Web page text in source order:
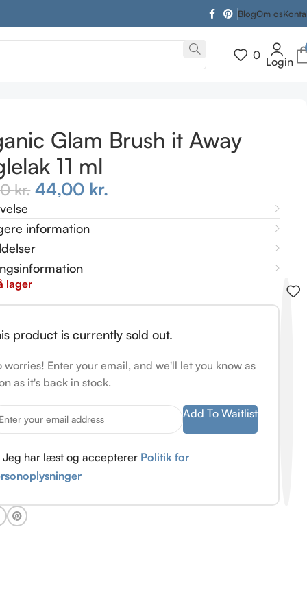
BlogOm os
0 Login
Glam Brush it Away
11 ml
kr. 44,00 kr.
information
lager
product is currently sold out.
worries! Enter your email, and we'll let you know as
as it's back in stock.
Add To Waitlist
Jeg har læst og accepterer Politik for